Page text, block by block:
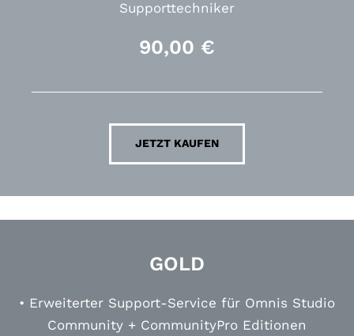
Supporttechniker
90,00 €
JETZT KAUFEN
GOLD
• Erweiterter Support-Service für Omnis Studio
Community + CommunityPro Editionen